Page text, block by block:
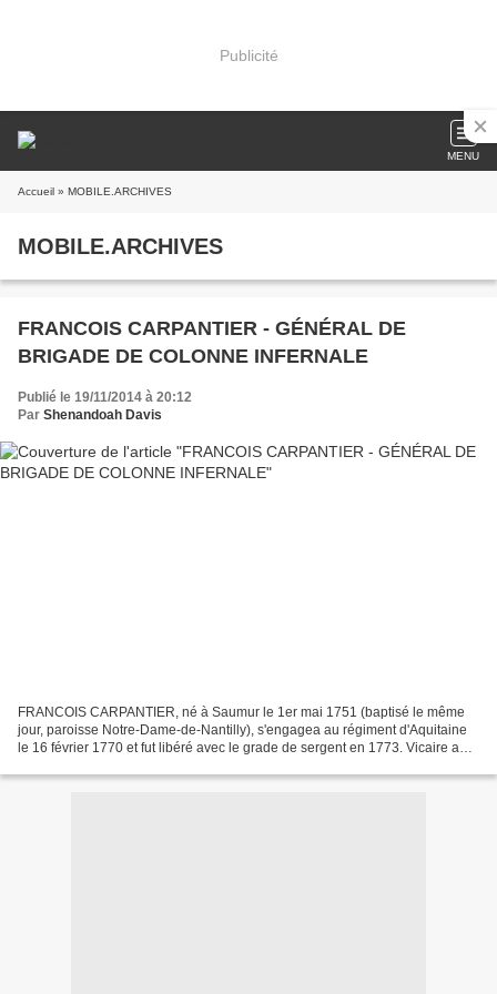
Publicité
MENU
Accueil » MOBILE.ARCHIVES
MOBILE.ARCHIVES
FRANCOIS CARPANTIER - GÉNÉRAL DE
BRIGADE DE COLONNE INFERNALE
Publié le 19/11/2014 à 20:12
Par Shenandoah Davis
FRANCOIS CARPANTIER, né à Saumur le 1er mai 1751 (baptisé le même
jour, paroisse Notre-Dame-de-Nantilly), s'engagea au régiment d'Aquitaine
le 16 février 1770 et fut libéré avec le grade de sergent en 1773. Vicaire au